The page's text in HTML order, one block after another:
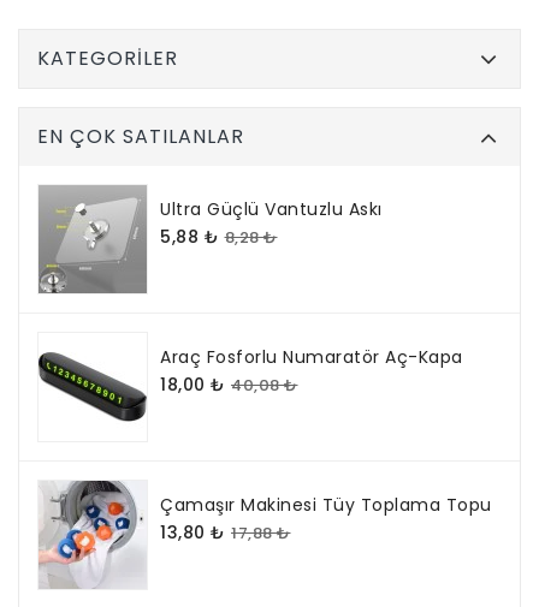
KATEGORILER
EN ÇOK SATILANLAR
Ultra Güçlü Vantuzlu Askı
5,88 ₺ 8,28 ₺
Araç Fosforlu Numaratör Aç-Kapa
18,00 ₺ 40,08 ₺
Çamaşır Makinesi Tüy Toplama Topu
13,80 ₺ 17,88 ₺